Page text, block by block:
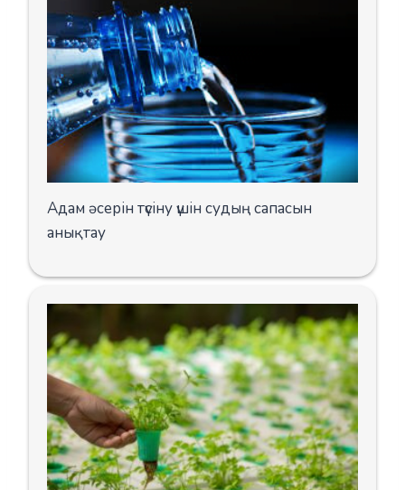
Адам әсерін түсіну үшін судың сапасын
анықтау